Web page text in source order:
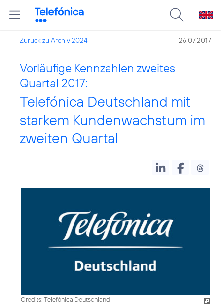
Zurück zu Archiv 2024 26.07.2017
Vorläufige Kennzahlen zweites
Quartal 2017:
Telefónica Deutschland mit
starkem Kundenwachstum im
zweiten Quartal
Credits: Telefónica Deutschland